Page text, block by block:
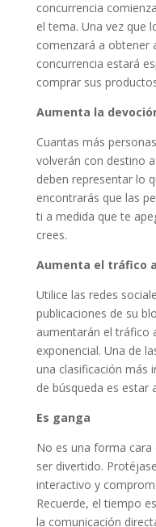
concurrencia
el tema. Una vez que
comenzará a obtener
concurrencia estará
comprar sus
Aumenta la
Cuantas más
volverán con destino
deben representar lo
encontrarás que las
ti a medida que te
crees.
Aumenta el tráfico
Utilice las redes
publicaciones de su
aumentarán el tráfico
exponencial. Una de
una clasificación más
de búsqueda es estar
Es ganga
No es una forma cara
ser divertido.
interactivo y
Recuerde, el tiempo
la comunicación